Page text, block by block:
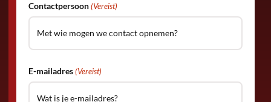
Contactpersoon (Vereist)
E-mailadres (Vereist)